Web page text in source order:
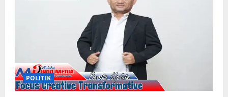
POLITIK